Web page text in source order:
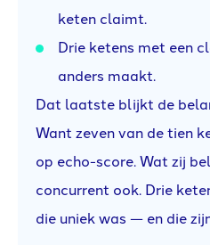
keten claimt.
Drie ketens met een
anders maakt.
Dat laatste blijkt de
Want zeven van de tien
op echo-score. Wat zij
concurrent ook. Drie
die uniek was — en die